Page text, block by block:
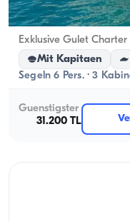
Göcek, Muğla
Exklusive Gulet
Mit Kapitaen
Segeln 6 Pers. · 3
Guenstigster
31.200 TL